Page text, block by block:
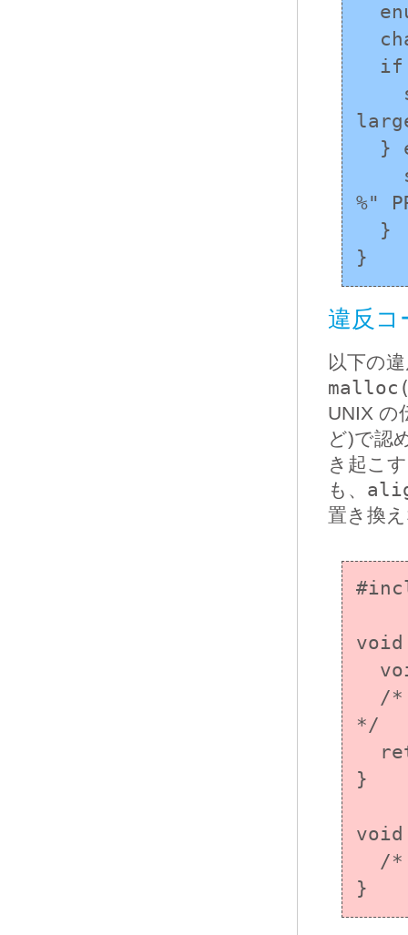
%"
}
違反コ
以下の
UNIX の
ど)で認
き起こ
も、
置き換
*/
}
}